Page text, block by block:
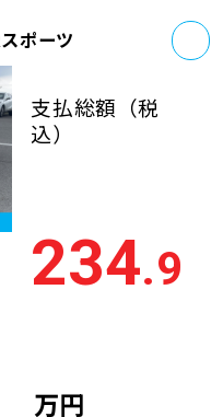
ポーツ
支払総額 （税
込）
234.9
万円